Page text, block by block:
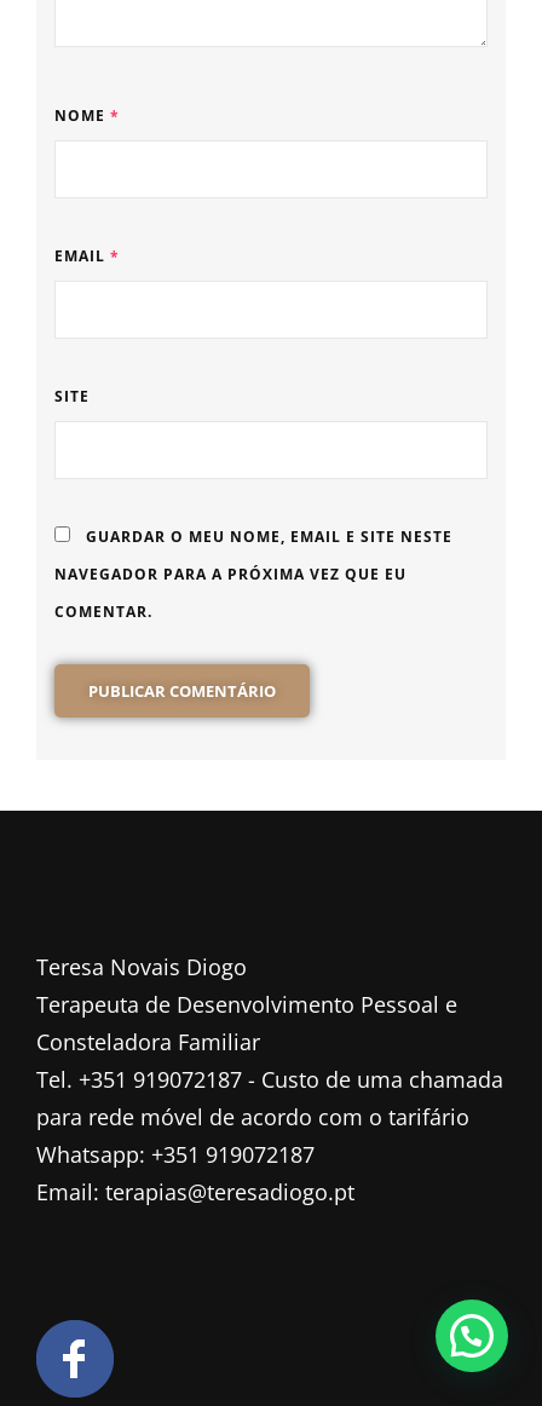
NOME *
EMAIL *
SITE
GUARDAR O MEU NOME, EMAIL E SITE NESTE
NAVEGADOR PARA A PRÓXIMA VEZ QUE EU
COMENTAR.
Teresa Novais Diogo
Terapeuta de Desenvolvimento Pessoal e
Consteladora Familiar
Tel. +351 919072187 - Custo de uma chamada
para rede móvel de acordo com o tarifário
Whatsapp: +351 919072187
Email: terapias@teresadiogo.pt